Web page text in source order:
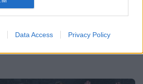
Data Access Privacy Policy
έρωτα
χωρίς
λεπτό οι δραματικές στιγμές